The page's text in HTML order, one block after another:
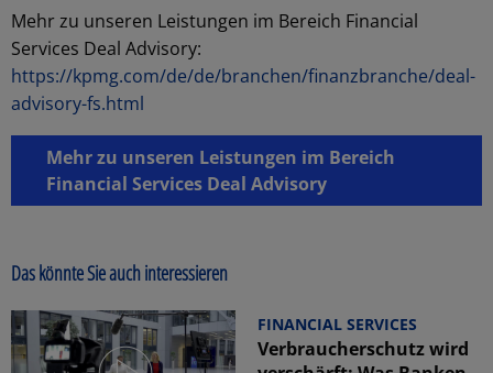
Mehr zu unseren Leistungen im Bereich Financial
Services Deal Advisory:
https://kpmg.com/de/de/branchen/finanzbranche/deal-
advisory-fs.html
Mehr zu unseren Leistungen im Bereich
Financial Services Deal Advisory
Das könnte Sie auch interessieren
FINANCIAL SERVICES
Verbraucherschutz wird